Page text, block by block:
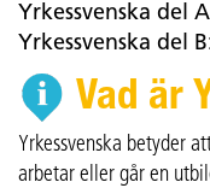
Yrkessvenska del A
Yrkessvenska del B
Vad är
Yrkessvenska betyder
arbetar eller går en